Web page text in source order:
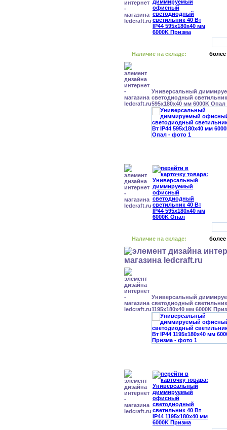
Наличие на складе: более
Универсальный
светодиодный
595x180x40 мм 6000K Опал
Наличие на складе: более
Универсальный
светодиодный
1195x180x40 мм 6000K